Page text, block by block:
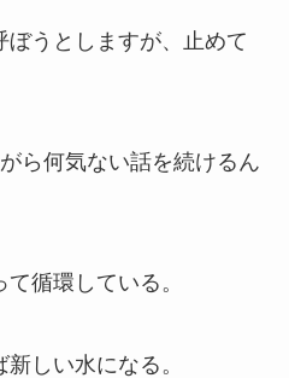
うとしますが、止めて
ら何気ない話を続けるん
循環している。
しい水になる。